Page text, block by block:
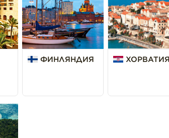
ФИНЛЯНДИЯ ХОРВАТИЯ